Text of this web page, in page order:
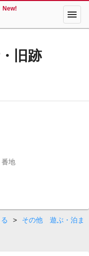
New! menu
旧跡
地
>
その他 遊ぶ・泊ま